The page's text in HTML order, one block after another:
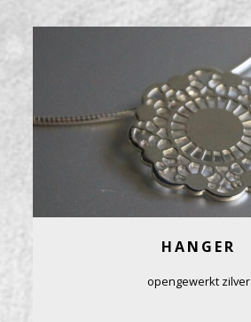
HANGER
opengewerkt zilver